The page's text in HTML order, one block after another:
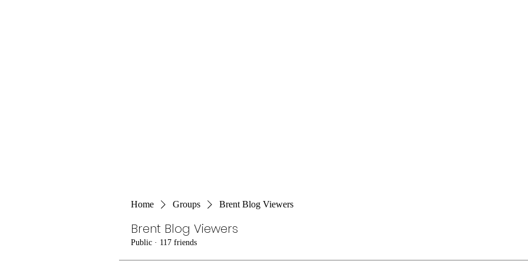
Home Groups Brent Blog Viewers
Brent Blog Viewers
Public · 117 friends